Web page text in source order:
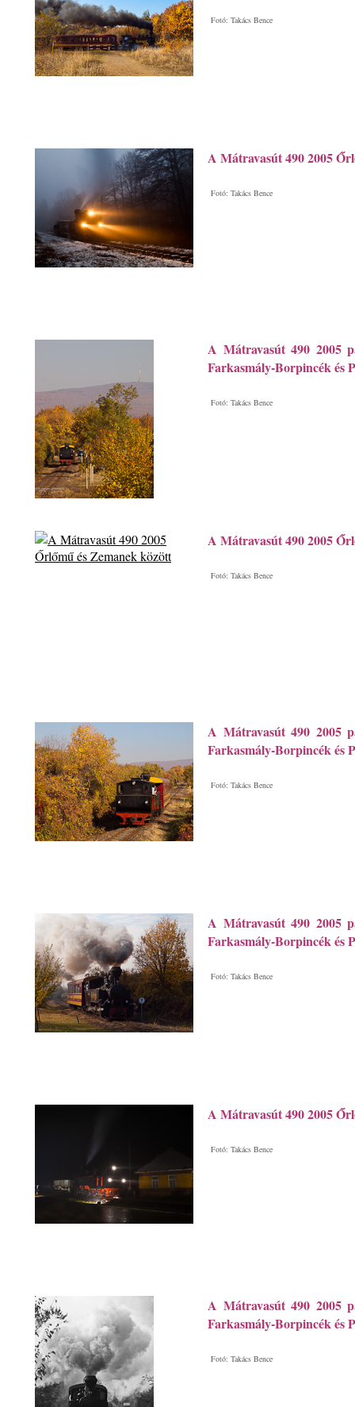
Fotó: Takács Bence
A Mátravasút 490 2005
Fotó: Takács Bence
A Mátravasút 490 2005
Farkasmály-Borpincék és
Fotó: Takács Bence
A Mátravasút 490 2005
Fotó: Takács Bence
A Mátravasút 490 2005
Farkasmály-Borpincék és
Fotó: Takács Bence
A Mátravasút 490 2005
Farkasmály-Borpincék és
Fotó: Takács Bence
A Mátravasút 490 2005
Fotó: Takács Bence
A Mátravasút 490 2005
Farkasmály-Borpincék és
Fotó: Takács Bence